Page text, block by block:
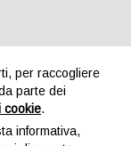
per raccogliere
parte dei
cookie.
informativa,